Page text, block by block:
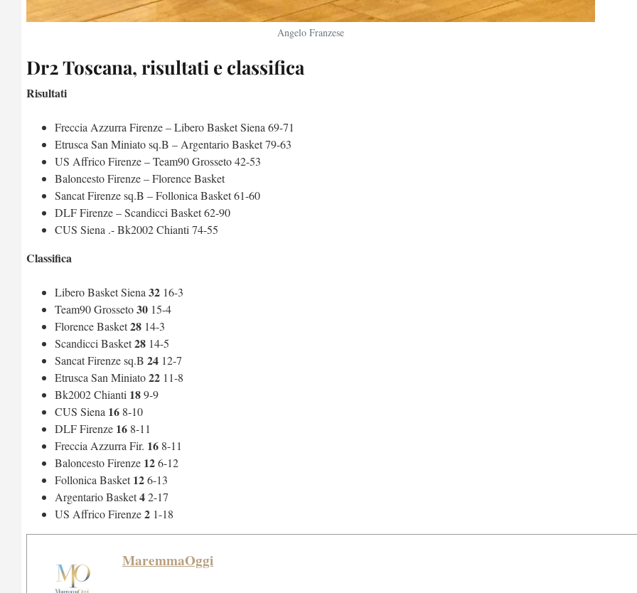
Angelo Franzese
Dr2 Toscana, risultati e classifica
Risultati
Freccia Azzurra Firenze – Libero Basket Siena 69-71
Etrusca San Miniato sq.B – Argentario Basket 79-63
US Affrico Firenze – Team90 Grosseto 42-53
Baloncesto Firenze – Florence Basket
Sancat Firenze sq.B – Follonica Basket 61-60
DLF Firenze – Scandicci Basket 62-90
CUS Siena .- Bk2002 Chianti 74-55
Classifica
Libero Basket Siena 32 16-3
Team90 Grosseto30 15-4
Florence Basket28 14-3
Scandicci Basket28 14-5
Sancat Firenze sq.B 24 12-7
Etrusca San Miniato22 11-8
Bk2002 Chianti 189-9
CUS Siena 16 8-10
DLF Firenze 16 8-11
Freccia Azzurra Fir. 16 8-11
Baloncesto Firenze 126-12
Follonica Basket126-13
Argentario Basket42-17
US Affrico Firenze2 1-18
MaremmaOggi